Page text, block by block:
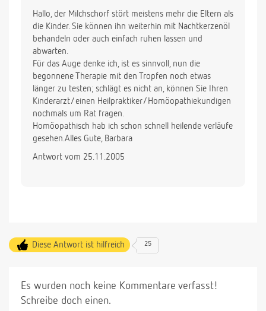
Hallo, der Milchschorf stört meistens mehr die Eltern als
die Kinder. Sie können ihn weiterhin mit Nachtkerzenöl
behandeln oder auch einfach ruhen lassen und
abwarten.
Für das Auge denke ich, ist es sinnvoll, nun die
begonnene Therapie mit den Tropfen noch etwas
länger zu testen; schlägt es nicht an, können Sie Ihren
Kinderarzt/einen Heilpraktiker/Homöopathiekundigen
nochmals um Rat fragen.
Homöopathisch hab ich schon schnell heilende verläufe
gesehen.Alles Gute, Barbara
Antwort vom 25.11.2005
Diese Antwort ist hilfreich 25
Es wurden noch keine Kommentare verfasst!
Schreibe doch einen.